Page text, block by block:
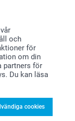
och
för
om din
partners för
Du kan läsa
cookies